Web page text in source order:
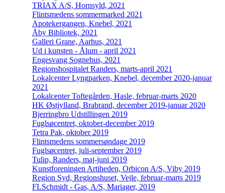
TRIAX A/S, Hornsyld, 2021
Flintsmedens sommermarked 2021
Apotekergangen, Knebel, 2021
Åby Bibliotek, 2021
Galleri Grane, Aarhus, 2021
Ud i kunsten - Ålum - april 2021
Engesvang Sognehus, 2021
Regionshospitalet Randers, marts-april 2021
Lokalcenter Lyngparken, Knebel, december 2020-januar
2021
Lokalcenter Toftegården, Hasle, februar-marts 2020
HK Østjylland, Brabrand, december 2019-januar 2020
Bjerringbro Udstillingen 2019
Fuglsøcentret, oktober-december 2019
Tetra Pak, oktober 2019
Flintsmedens sommersøndage 2019
Fuglsøcentret, juli-september 2019
Tulip, Randers, maj-juni 2019
Kunstforeningen Artiheden, Orbicon A/S, Viby 2019
Region Syd, Regionshuset, Vejle, februar-marts 2019
FLSchmidt - Gas, A/S, Mariager, 2019